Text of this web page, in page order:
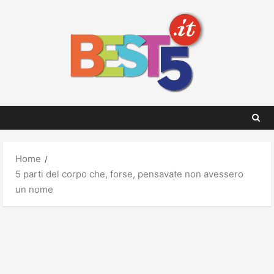
Home
5 parti del corpo che, forse, pensavate non avessero
un nome